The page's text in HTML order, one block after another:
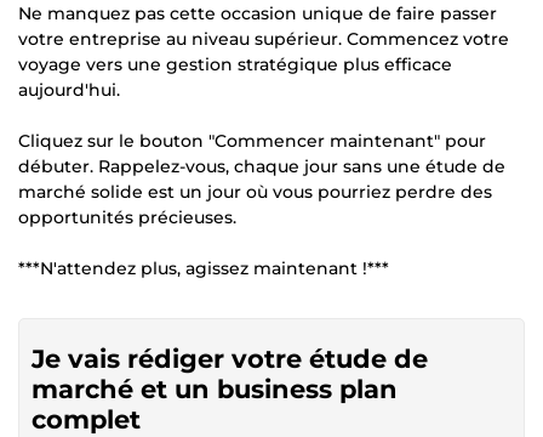
Ne manquez pas cette occasion unique de faire passer
votre entreprise au niveau supérieur. Commencez votre
voyage vers une gestion stratégique plus efficace
aujourd'hui.
Cliquez sur le bouton "Commencer maintenant" pour
débuter. Rappelez-vous, chaque jour sans une étude de
marché solide est un jour où vous pourriez perdre des
opportunités précieuses.
***N'attendez plus, agissez maintenant !***
Je vais rédiger votre étude de
marché et un business plan
complet